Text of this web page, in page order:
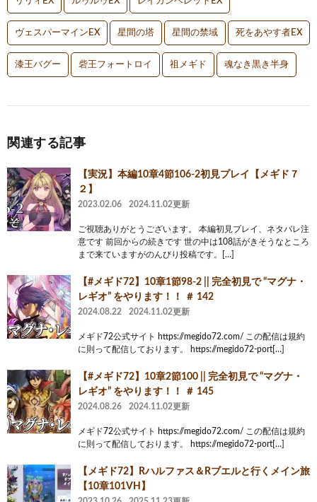
ヴェスパーマインEX 星間の塔 星間の禁域 死をあやす者EX
漆王バグー 砦王フォートロイ 祖メギド 魂なき黒き半身
関連する記事
【実況】本編10章4節106-2初見プレイ【メギド７
２】
2023.02.06 2024.11.02更新
ご視聴ありがとうございます。 本編初見プレイ、ネタバレ注
意です 前回からの続きです 世の中は108話がきそうなところ
まで来ていますがのんびり投稿です。[…]
【#メギド72】10章1節98-2 || 完全初見で “マグナ・
レギオ” をやります！！ ＃ 142
2024.08.22 2024.11.02更新
メギド72公式サイト https://megido72.com/ この配信は規約
に則って配信しております。 https://megido72-port[…]
【#メギド72】10章2節100 || 完全初見で “マグナ・
レギオ” をやります！！ ＃ 145
2024.08.26 2024.11.02更新
メギド72公式サイト https://megido72.com/ この配信は規約
に則って配信しております。 https://megido72-port[…]
【メギド72】Rハルファス＆Rブエルと行くメイン旅
【10章101VH】